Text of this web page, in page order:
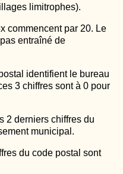
limitrophes).
commencent par 20. Le
entraîné de
identifient le bureau
3 chiffres sont à 0 pour
2 derniers chiffres du
municipal.
du code postal sont